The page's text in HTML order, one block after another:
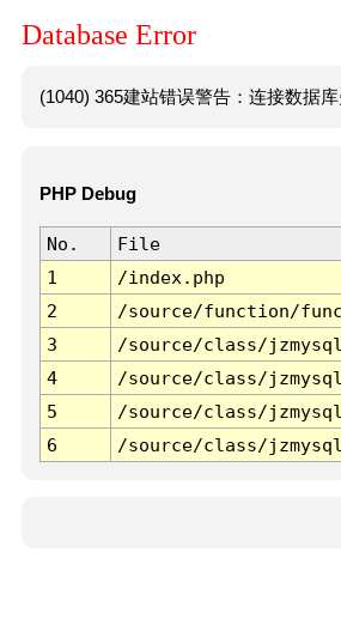
Database Error
(1040) 365建站错误警告：连接数据
PHP Debug
No. File
1
/index.php
2
/source/function/
3
/source/class/
4
/source/class/
5
/source/class/
6
/source/class/